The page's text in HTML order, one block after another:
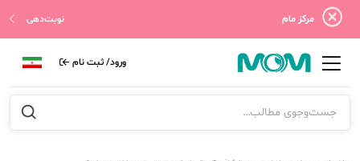
مرکز مام نوبت‌دهی
ورود/ ثبت نام